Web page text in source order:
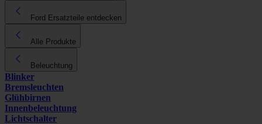
Ford Ersatzteile entdecken
Alle Produkte
Beleuchtung
Blinker
Bremsleuchten
Glühbirnen
Innenbeleuchtung
Lichtschalter